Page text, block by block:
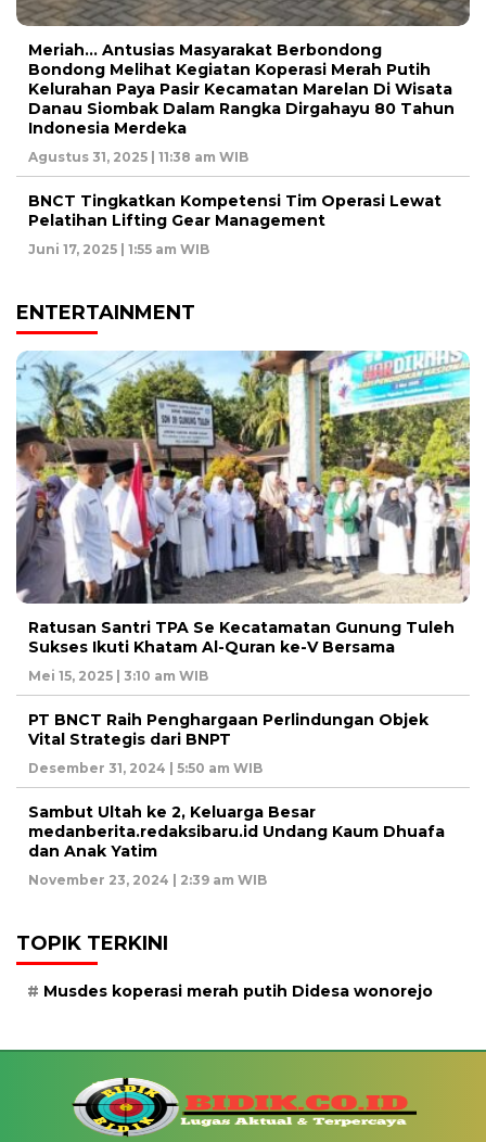
Meriah… Antusias Masyarakat Berbondong
Bondong Melihat Kegiatan Koperasi Merah Putih
Kelurahan Paya Pasir Kecamatan Marelan Di Wisata
Danau Siombak Dalam Rangka Dirgahayu 80 Tahun
Indonesia Merdeka
Agustus 31, 2025 | 11:38 am WIB
BNCT Tingkatkan Kompetensi Tim Operasi Lewat
Pelatihan Lifting Gear Management
Juni 17, 2025 | 1:55 am WIB
ENTERTAINMENT
Ratusan Santri TPA Se Kecatamatan Gunung Tuleh
Sukses Ikuti Khatam Al-Quran ke-V Bersama
Mei 15, 2025 | 3:10 am WIB
PT BNCT Raih Penghargaan Perlindungan Objek
Vital Strategis dari BNPT
Desember 31, 2024 | 5:50 am WIB
Sambut Ultah ke 2, Keluarga Besar
medanberita.redaksibaru.id Undang Kaum Dhuafa
dan Anak Yatim
November 23, 2024 | 2:39 am WIB
TOPIK TERKINI
Musdes koperasi merah putih Didesa wonorejo